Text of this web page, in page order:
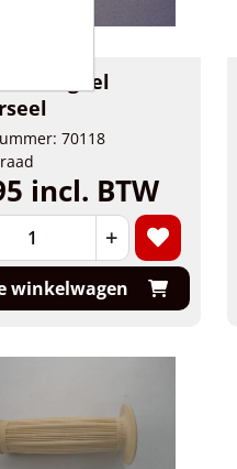
set geel
70118
incl. BTW
+
winkelwagen